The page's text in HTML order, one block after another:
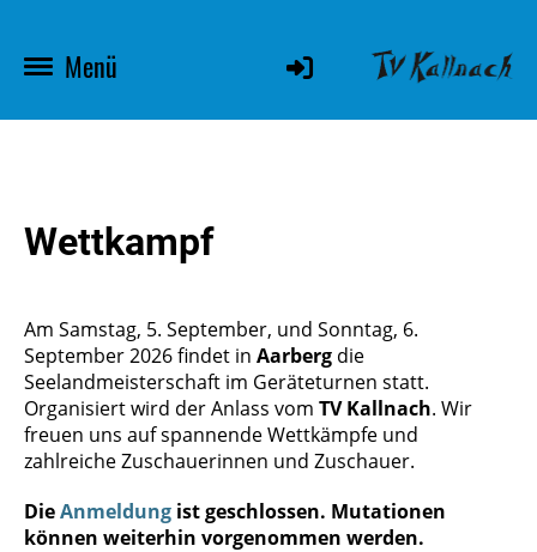
Menü
Wettkampf
Am Samstag, 5. September, und Sonntag, 6.
September 2026 findet in Aarberg die
Seelandmeisterschaft im Geräteturnen statt.
Organisiert wird der Anlass vom TV Kallnach. Wir
freuen uns auf spannende Wettkämpfe und
zahlreiche Zuschauerinnen und Zuschauer.
DieAnmeldung ist geschlossen. Mutationen
können weiterhin vorgenommen werden.